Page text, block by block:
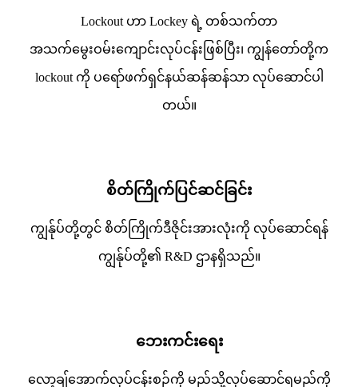
Lockout ဟာ Lockey ရဲ့ တစ်သက်တာ
အသက်မွေးဝမ်းကျောင်းလုပ်ငန်းဖြစ်ပြီး၊ ကျွန်တော်တို့က
lockout ကို ပရော်ဖက်ရှင်နယ်ဆန်ဆန်သာ လုပ်ဆောင်ပါ
တယ်။
စိတ်ကြိုက်ပြင်ဆင်ခြင်း
ကျွန်ုပ်တို့တွင် စိတ်ကြိုက်ဒီဇိုင်းအားလုံးကို လုပ်ဆောင်ရန်
ကျွန်ုပ်တို့၏ R&D ဌာနရှိသည်။
ဘေးကင်းရေး
လော့ချ်အောက်လုပ်ငန်းစဉ်ကို မည်သို့လုပ်ဆောင်ရမည်ကို